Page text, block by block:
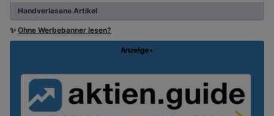
Handverlesene Artikel
✨ Ohne Werbebanner lesen?